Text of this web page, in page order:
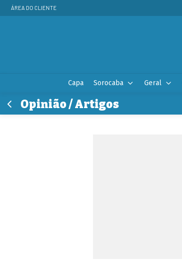
ÁREA DO CLIENTE
Capa Sorocaba Geral
Opinião / Artigos